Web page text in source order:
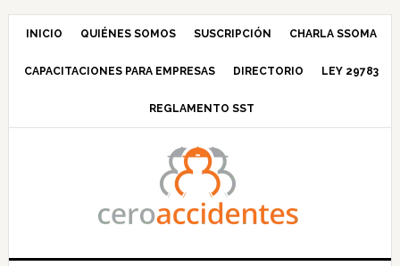
Saltar
navegación
Saltar
principal
Saltar
barra
principal
Saltar
INICIO QUIÉNES SOMOS SUSCRIPCIÓN CHARLA SSOMA
CAPACITACIONES PARA EMPRESAS DIRECTORIO LEY 29783
REGLAMENTO SST